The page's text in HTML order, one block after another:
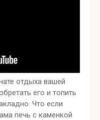
отдыха вашей
его и топить
Что если
печь с каменкой